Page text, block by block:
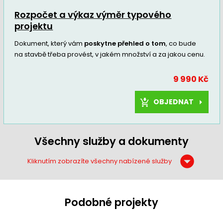
Rozpočet a výkaz výměr typového
projektu
Dokument, který vám poskytne přehled o tom, co bude
na stavbě třeba provést, v jakém množství a za jakou cenu.
9 990 Kč
OBJEDNAT
Všechny služby a dokumenty
Kliknutím zobrazíte všechny nabízené služby
Podobné projekty